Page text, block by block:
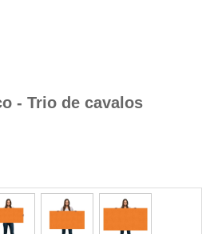
- Trio de cavalos